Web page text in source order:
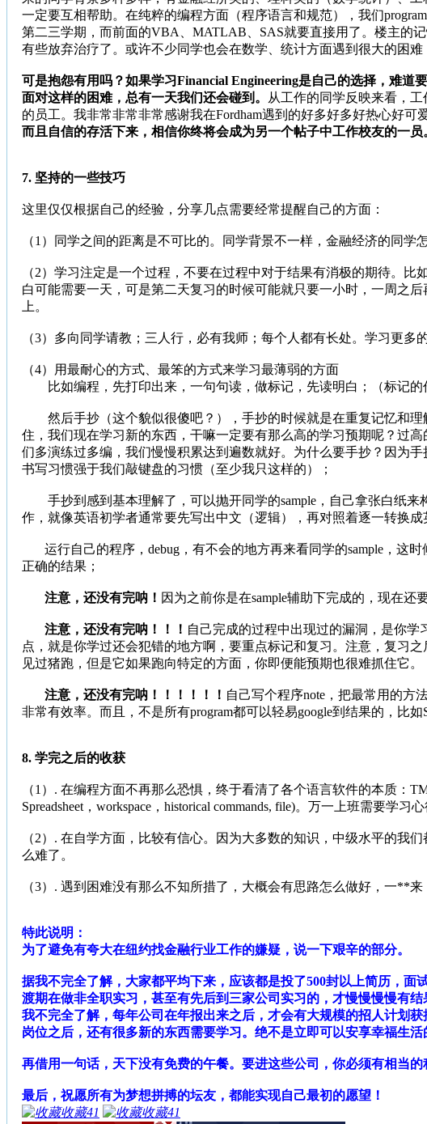
一定要互相帮助。在纯粹的编程方面（程序语言和规范），我们
第二三学期，而前面的VBA、MATLAB、SAS就要直接用了。楼主的
有些放弃治疗了。或许不少同学也会在数学、统计方面遇到很大的困难
可是抱怨有用吗？如果学习Financial Engineering是自己的选择，难道
面对这样的困难，总有一天我们还会碰到。
从工作的同学反映来看，
的员工。我非常非常非常感谢我在Fordham遇到的好多好多好热心好
而且自信的存活下来，相信你终将会成为另一个帖子中工作校友的一员
7. 坚持的一些技巧
这里仅仅根据自己的经验，分享几点需要经常提醒自己的方面：
（1）同学之间的距离是不可比的。同学背景不一样，金融经济的同
（2）学习注定是一个过程，不要在过程中对于结果有消极的期待。
白可能需要一天，可是第二天复习的时候可能就只要一小时，一周之
上。
（3）多向同学请教；三人行，必有我师；每个人都有长处。学习更
（4）用最耐心的方式、最笨的方式来学习最薄弱的方面
比如编程，先打印出来，一句句读，做标记，先读明白；（标记的
然后手抄（这个貌似很傻吧？），手抄的时候就是在重复记忆和理
住，我们现在学习新的东西，干嘛一定要有那么高的学习预期呢？过
们多演练过多编，我们慢慢积累达到遍数就好。为什么要手抄？因为
书写习惯强于我们敲键盘的习惯（至少我只这样的）；
手抄到感到基本理解了，可以抛开同学的sample，自己拿张白纸来
作，就像英语初学者通常要先写出中文（逻辑），再对照着逐一转换
运行自己的程序，debug，有不会的地方再来看同学的sample，这
正确的结果；
注意，还没有完呐！ 因为之前你是在sample辅助下完成的，现在还
注意，还没有完呐！！！ 自己完成的过程中出现过的漏洞，是你
点，就是你学过还会犯错的地方啊，要重点标记和复习。注意，复习
见过猪跑，但是它如果跑向特定的方面，你即便能预期也很难抓住它。
注意，还没有完呐！！！！！！ 自己写个程序note，把最常用的方
非常有效率。而且，不是所有program都可以轻易google到结果的，比
8. 学完之后的收获
（1）. 在编程方面不再那么恐惧，终于看清了各个语言软件的本质：
Spreadsheet，workspace，historical commands, file)。万一上班需要学习
（2）. 在自学方面，比较有信心。因为大多数的知识，中级水平的我
么难了。
（3）. 遇到困难没有那么不知所措了，大概会有思路怎么做好，一**
特此说明：
为了避免有夸大在纽约找金融行业工作的嫌疑，说一下艰辛的部分。
据我不完全了解，大家都平均下来，应该都是投了500封以上简历，
渡期在做非全职实习，甚至有先后到三家公司实习的，才慢慢慢慢有
我不完全了解， 每年公司在年报出来之后，才会有大规模的招人计划
岗位之后，还有很多新的东西需要学习。绝不是立即可以安享幸福生活
再借用一句话，天下没有免费的午餐。要进这些公司，你必须有相当的
最后，祝愿所有为梦想拼搏的坛友，都能实现自己最初的愿望！
收藏41 收藏41